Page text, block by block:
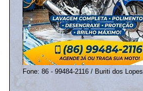
Fone: 86 - 99484-2116 / Buriti dos Lopes